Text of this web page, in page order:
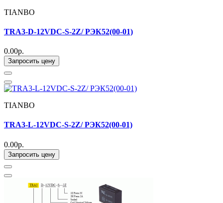
TIANBO
TRA3-D-12VDC-S-2Z/ РЭК52(00-01)
0.00р.
Запросить цену
TIANBO
TRA3-L-12VDC-S-2Z/ РЭК52(00-01)
0.00р.
Запросить цену